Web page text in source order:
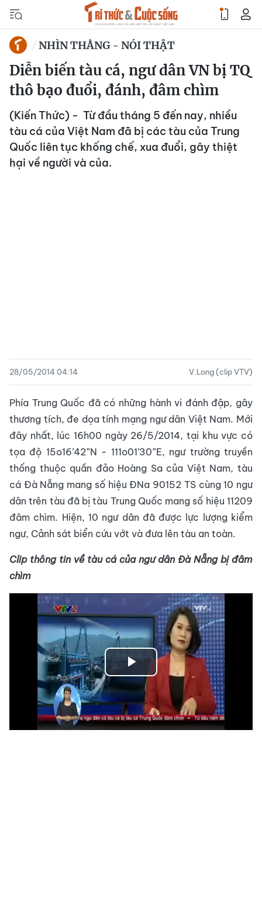
NHÌN THẲNG - NÓI THẬT
Diễn biến tàu cá, ngư dân VN bị TQ
thô bạo đuổi, đánh, đâm chìm
(Kiến Thức) - Từ đầu tháng 5 đến nay, nhiều
tàu cá của Việt Nam đã bị các tàu của Trung
Quốc liên tục khống chế, xua đuổi, gây thiệt
hại về người và của.
28/05/2014 04:14 V.Long (clip VTV)
Phía Trung Quốc đã có những hành vi đánh đập, gây
thương tích, đe dọa tính mạng ngư dân Việt Nam. Mới
đây nhất, lúc 16h00 ngày 26/5/2014, tại khu vực có
tọa độ 15o16’42”N - 111o01’30”E, ngư trường truyền
thống thuộc quần đảo Hoàng Sa của Việt Nam, tàu
cá Đà Nẵng mang số hiệu ĐNa 90152 TS cùng 10 ngư
dân trên tàu đã bị tàu Trung Quốc mang số hiệu 11209
đâm chìm. Hiện, 10 ngư dân đã được lực lượng kiểm
ngư, Cảnh sát biển cứu vớt và đưa lên tàu an toàn.
Clip thông tin về tàu cá của ngư dân Đà Nẵng bị đâm
chìm
Play
Video